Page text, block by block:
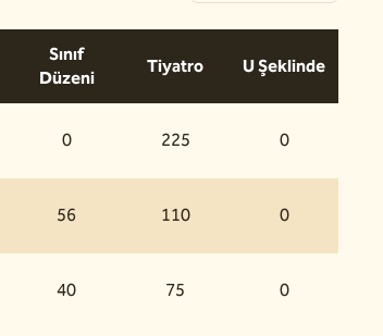
Sınıf
Düzeni
Tiyatro U Şeklinde
0 225 0
56 110 0
40 75 0